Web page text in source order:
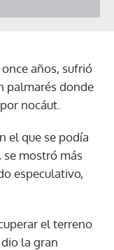
años, sufrió
palmarés donde
nocáut.
el que se podía
se mostró más
especulativo,
el terreno
la gran